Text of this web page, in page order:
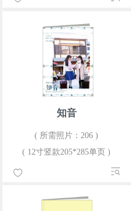
知音
( 所需照片：206 )
( 12寸竖款205*285单页 )